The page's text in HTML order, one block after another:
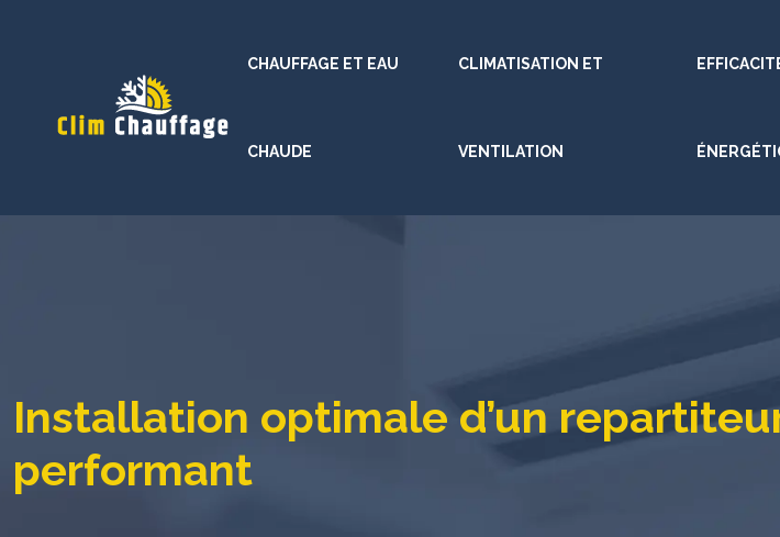
CHAUFFAGE ET EAU
CHAUDE
CLIMATISATION ET
VENTILATION
Installation optimale d’un
performant